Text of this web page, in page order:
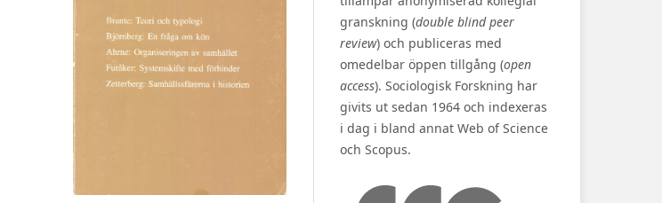
granskning (double blind peer
review) och publiceras med
omedelbar öppen tillgång (open
access). Sociologisk Forskning har
givits ut sedan 1964 och indexeras
i dag i bland annat Web of Science
och Scopus.